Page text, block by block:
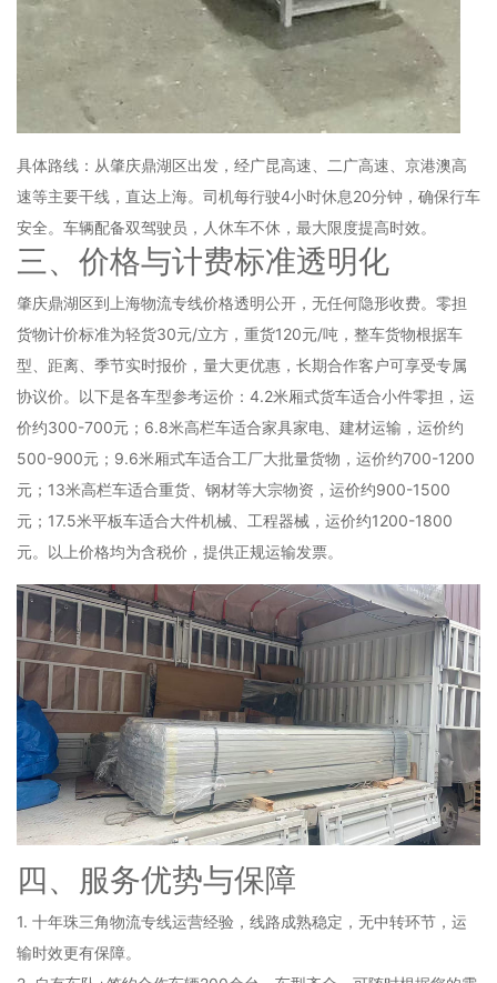
具体路线：从肇庆鼎湖区出发，经广昆高速、二广高速、京港澳高
速等主要干线，直达上海。司机每行驶4小时休息20分钟，确保行车
安全。车辆配备双驾驶员，人休车不休，最大限度提高时效。
三、价格与计费标准透明化
肇庆鼎湖区到上海物流专线价格透明公开，无任何隐形收费。零担
货物计价标准为轻货30元/立方，重货120元/吨，整车货物根据车
型、距离、季节实时报价，量大更优惠，长期合作客户可享受专属
协议价。以下是各车型参考运价：4.2米厢式货车适合小件零担，运
价约300-700元；6.8米高栏车适合家具家电、建材运输，运价约
500-900元；9.6米厢式车适合工厂大批量货物，运价约700-1200
元；13米高栏车适合重货、钢材等大宗物资，运价约900-1500
元；17.5米平板车适合大件机械、工程器械，运价约1200-1800
元。以上价格均为含税价，提供正规运输发票。
四、服务优势与保障
1. 十年珠三角物流专线运营经验，线路成熟稳定，无中转环节，运
输时效更有保障。